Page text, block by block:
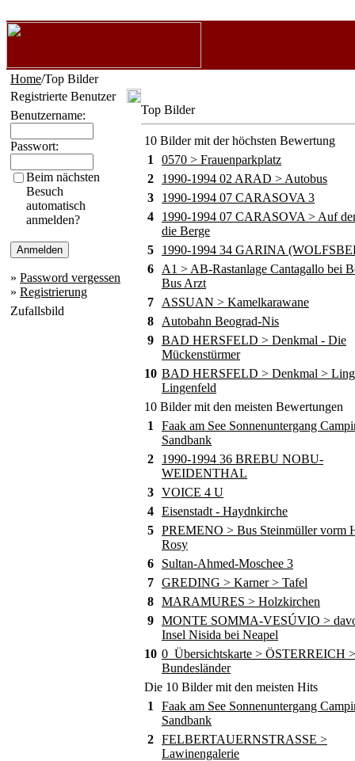
Home/Top Bilder
Registrierte Benutzer
Benutzername:
Passwort:
Beim nächsten
Besuch
automatisch
anmelden?
» Password vergessen
» Registrierung
Zufallsbild
Top Bilder
10 Bilder mit der höchsten Bewertung
1
0570 > Frauenparkplatz
2
1990-1994 02 ARAD > Autobus
3
1990-1994 07 CARASOVA 3
4
1990-1994 07 CARASOVA > Auf
die Berge
5
1990-1994 34 GARINA
6
A1 > AB-Rastanlage Cantagallo bei
Bus Arzt
7
ASSUAN > Kamelkarawane
8
Autobahn Beograd-Nis
9 BAD HERSFELD > Denkmal - Die
Mückenstürmer
10 BAD HERSFELD > Denkmal >
Lingenfeld
10 Bilder mit den meisten Bewertungen
1
Faak am See Sonnenuntergang
Sandbank
2
1990-1994 36 BREBU NOBU-
WEIDENTHAL
3 VOICE 4 U
4 Eisenstadt - Haydnkirche
5 PREMENO > Bus Steinmüller vorm
Rosy
6
Sultan-Ahmed-Moschee 3
7 GREDING > Karner > Tafel
8 MARAMURES > Holzkirchen
9 MONTE SOMMA-VESÚVIO >
Insel Nisida bei Neapel
10 0_Übersichtskarte > ÖSTERREICH >
Bundesländer
Die 10 Bilder mit den meisten Hits
1
Faak am See Sonnenuntergang
Sandbank
2 FELBERTAUERNSTRASSE >
Lawinengalerie